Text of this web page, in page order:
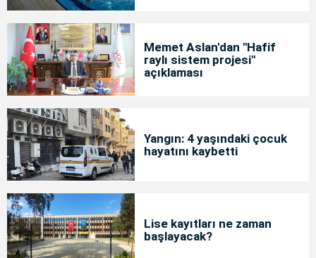
Memet Aslan'dan "Hafif
raylı sistem projesi"
açıklaması
Yangın: 4 yaşındaki çocuk
hayatını kaybetti
Lise kayıtları ne zaman
başlayacak?